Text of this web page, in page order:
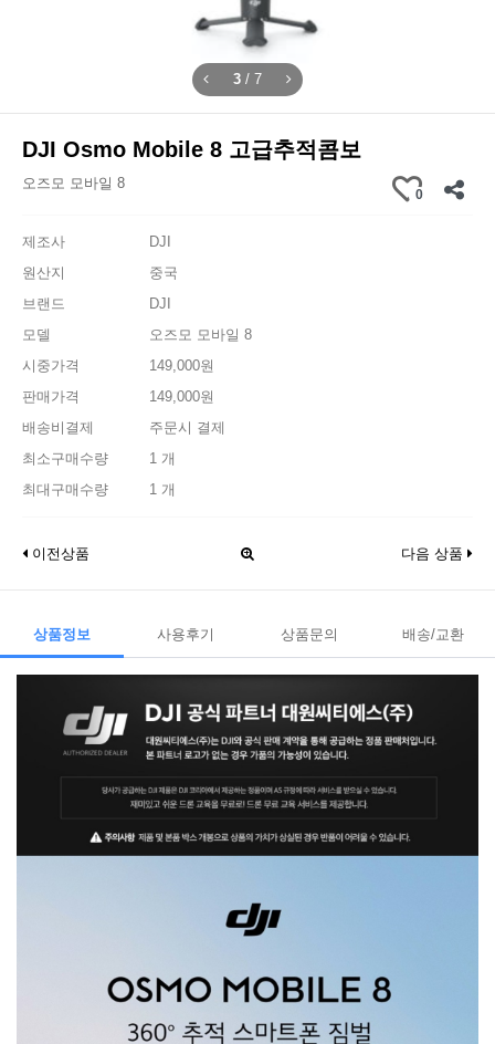
4 / 7
DJI Osmo Mobile 8 고급추적콤보
오즈모 모바일 8
0
제조사
DJI
원산지
중국
브랜드
DJI
모델
오즈모 모바일 8
시중가격
149,000원
판매가격
149,000원
배송비결제
주문시 결제
최소구매수량
1 개
최대구매수량
1 개
이전상품 다음 상품
상품정보 사용후기 상품문의 배송/교환